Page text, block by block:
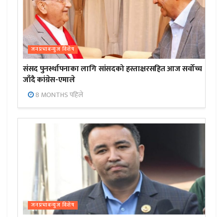
जनप्रभाबन्युज विशेष
संसद पुनर्स्थापनाका लागि सांसदको हस्ताक्षरसहित आज सर्वोच्च
जाँदै कांग्रेस-एमाले
8 MONTHS पहिले
जनप्रभाबन्युज विशेष